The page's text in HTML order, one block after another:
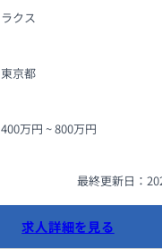
ラクス
東京都
400万円 ~ 800万円
最終更新日：
求人詳細を見る